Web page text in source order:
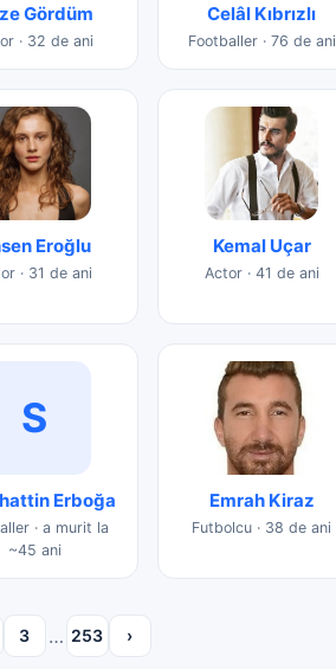
Gördüm
· 32 de ani
Celâl Kıbrızlı
Footballer · 76 de ani
Eroğlu
· 31 de ani
Kemal Uçar
Actor · 41 de ani
S
Erboğa
· a murit la
~45 ani
Emrah Kiraz
Futbolcu · 38 de ani
3 … 253 ›